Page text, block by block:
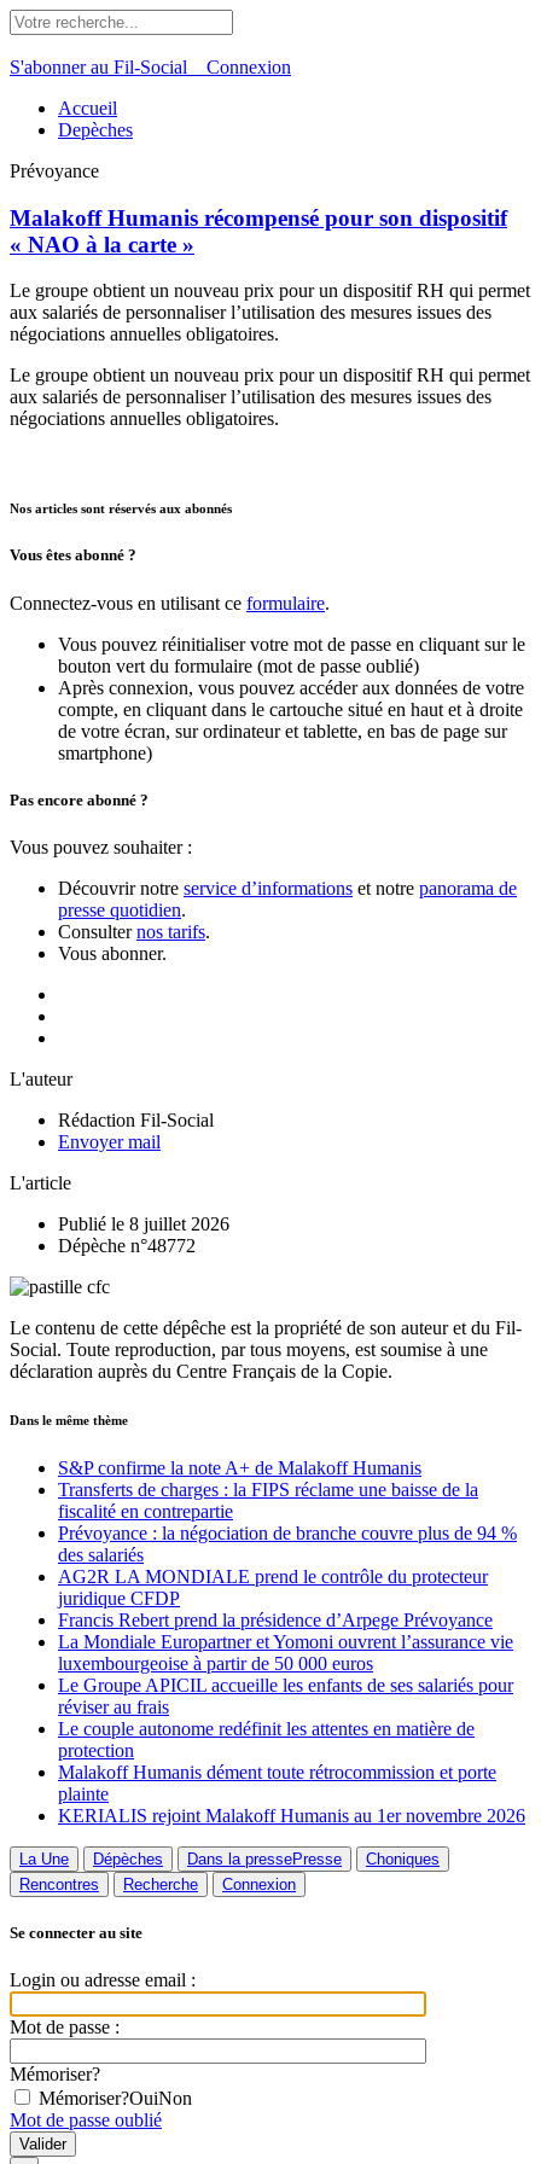
S'abonner au Fil-Social Connexion
Accueil
Depèches
Prévoyance
Malakoff Humanis récompensé pour son dispositif
« NAO à la carte »
Le groupe obtient un nouveau prix pour un dispositif RH qui permet
aux salariés de personnaliser l’utilisation des mesures issues des
négociations annuelles obligatoires.
Le groupe obtient un nouveau prix pour un dispositif RH qui permet
aux salariés de personnaliser l’utilisation des mesures issues des
négociations annuelles obligatoires.
Nos articles sont réservés aux abonnés
Vous êtes abonné ?
Connectez-vous en utilisant ce formulaire.
Vous pouvez réinitialiser votre mot de passe en cliquant sur le
bouton vert du formulaire (mot de passe oublié)
Après connexion, vous pouvez accéder aux données de votre
compte, en cliquant dans le cartouche situé en haut et à droite
de votre écran, sur ordinateur et tablette, en bas de page sur
smartphone)
Pas encore abonné ?
Vous pouvez souhaiter :
Découvrir notre service d’informations et notre panorama de
presse quotidien.
Consulternos tarifs.
Vous abonner.
L'auteur
Rédaction Fil-Social
Envoyer mail
L'article
Publié le 8 juillet 2026
Dépèche n°48772
Le contenu de cette dépêche est la propriété de son auteur et du Fil-
Social. Toute reproduction, par tous moyens, est soumise à une
déclaration auprès du Centre Français de la Copie.
Dans le même thème
S&P confirme la note A+ de Malakoff Humanis
Transferts de charges : la FIPS réclame une baisse de la
fiscalité en contrepartie
Prévoyance : la négociation de branche couvre plus de 94 %
des salariés
AG2R LA MONDIALE prend le contrôle du protecteur
juridique CFDP
Francis Rebert prend la présidence d’Arpege Prévoyance
La Mondiale Europartner et Yomoni ouvrent l’assurance vie
luxembourgeoise à partir de 50 000 euros
Le Groupe APICIL accueille les enfants de ses salariés pour
réviser au frais
Le couple autonome redéfinit les attentes en matière de
protection
Malakoff Humanis dément toute rétrocommission et porte
plainte
KERIALIS rejoint Malakoff Humanis au 1er novembre 2026
La Une Dépèches Dans la pressePresse
Choniques
Rencontres
Recherche Connexion
Se connecter au site
Login ou adresse email :
Mot de passe :
Mémoriser?
Mémoriser?OuiNon
Mot de passe oublié